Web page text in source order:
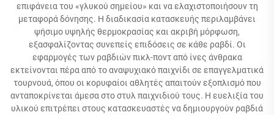
επιφάνεια του «γλυκού σημείου» και να ελαχιστοποιήσουν τη
μεταφορά δόνησης. Η διαδικασία κατασκευής περιλαμβάνει
ψήσιμο υψηλής θερμοκρασίας και ακριβή μόρφωση,
εξασφαλίζοντας συνεπείς επιδόσεις σε κάθε ραβδί. Οι
εφαρμογές των ραβδιών πικλ-ποντ από ίνες άνθρακα
εκτείνονται πέρα από το αναψυχιακό παιχνίδι σε επαγγελματικά
τουρνουά, όπου οι κορυφαίοι αθλητές απαιτούν εξοπλισμό που
ανταποκρίνεται άμεσα στο στυλ παιχνιδιού τους. Η ευελιξία του
υλικού επιτρέπει στους κατασκευαστές να δημιουργούν ραβδιά